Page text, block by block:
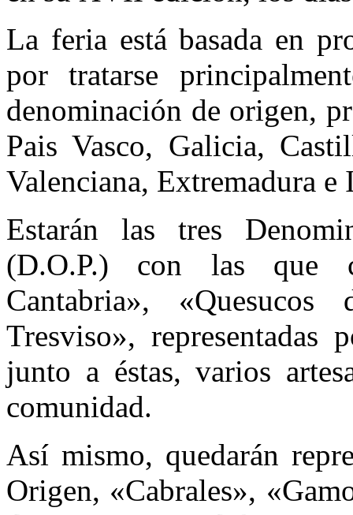
La feria está basada en
por tratarse
denominación de origen,
Pais Vasco, Galicia,
Valenciana, Extremadura e
Estarán las tres
(D.O.P.) con las que
Cantabria»,
Tresviso», representadas
junto a éstas, varios
comunidad.
Así mismo, quedarán
Origen, «Cabrales»,